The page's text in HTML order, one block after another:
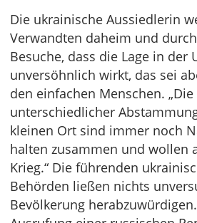
Die ukrainische Aussiedlerin
Verwandten daheim und
Besuche, dass die Lage in der
unversöhnlich wirkt, das sei
den einfachen Menschen.
unterschiedlicher
kleinen Ort sind immer noch
halten zusammen und wollen
Krieg.“ Die führenden
Behörden ließen nichts
Bevölkerung